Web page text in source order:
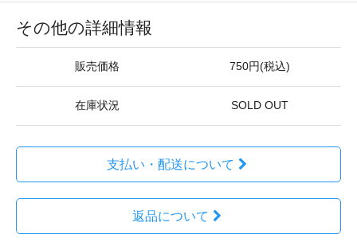
その他の詳細情報
販売価格 750円(税込)
在庫状況 SOLD OUT
支払い・配送について
返品について